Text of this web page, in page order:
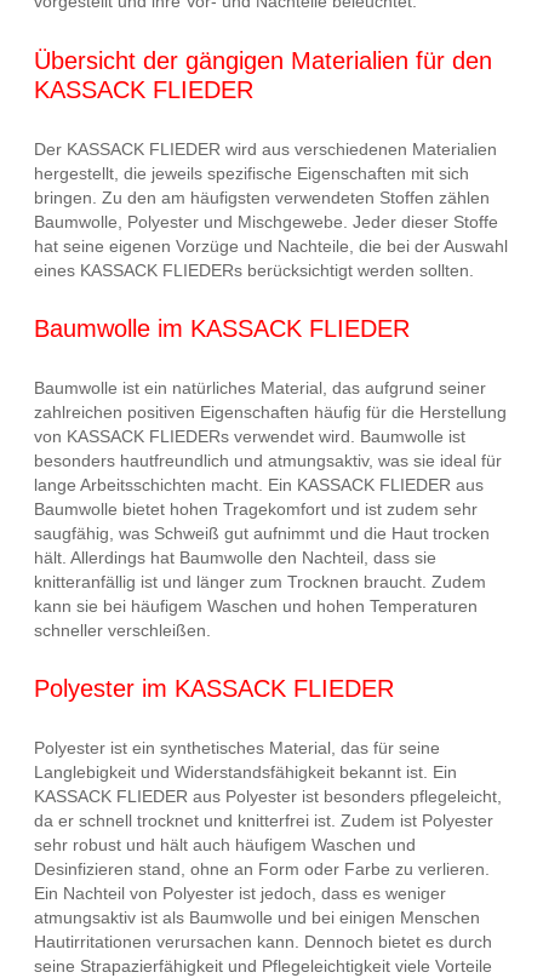
Übersicht der gängigen Materialien für den
KASSACK FLIEDER
Der KASSACK FLIEDER wird aus verschiedenen Materialien
hergestellt, die jeweils spezifische Eigenschaften mit sich
bringen. Zu den am häufigsten verwendeten Stoffen zählen
Baumwolle, Polyester und Mischgewebe. Jeder dieser Stoffe
hat seine eigenen Vorzüge und Nachteile, die bei der Auswahl
eines KASSACK FLIEDERs berücksichtigt werden sollten.
Baumwolle im KASSACK FLIEDER
Baumwolle ist ein natürliches Material, das aufgrund seiner
zahlreichen positiven Eigenschaften häufig für die Herstellung
von KASSACK FLIEDERs verwendet wird. Baumwolle ist
besonders hautfreundlich und atmungsaktiv, was sie ideal für
lange Arbeitsschichten macht. Ein KASSACK FLIEDER aus
Baumwolle bietet hohen Tragekomfort und ist zudem sehr
saugfähig, was Schweiß gut aufnimmt und die Haut trocken
hält. Allerdings hat Baumwolle den Nachteil, dass sie
knitteranfällig ist und länger zum Trocknen braucht. Zudem
kann sie bei häufigem Waschen und hohen Temperaturen
schneller verschleißen.
Polyester im KASSACK FLIEDER
Polyester ist ein synthetisches Material, das für seine
Langlebigkeit und Widerstandsfähigkeit bekannt ist. Ein
KASSACK FLIEDER aus Polyester ist besonders pflegeleicht,
da er schnell trocknet und knitterfrei ist. Zudem ist Polyester
sehr robust und hält auch häufigem Waschen und
Desinfizieren stand, ohne an Form oder Farbe zu verlieren.
Ein Nachteil von Polyester ist jedoch, dass es weniger
atmungsaktiv ist als Baumwolle und bei einigen Menschen
Hautirritationen verursachen kann. Dennoch bietet es durch
seine Strapazierfähigkeit und Pflegeleichtigkeit viele Vorteile